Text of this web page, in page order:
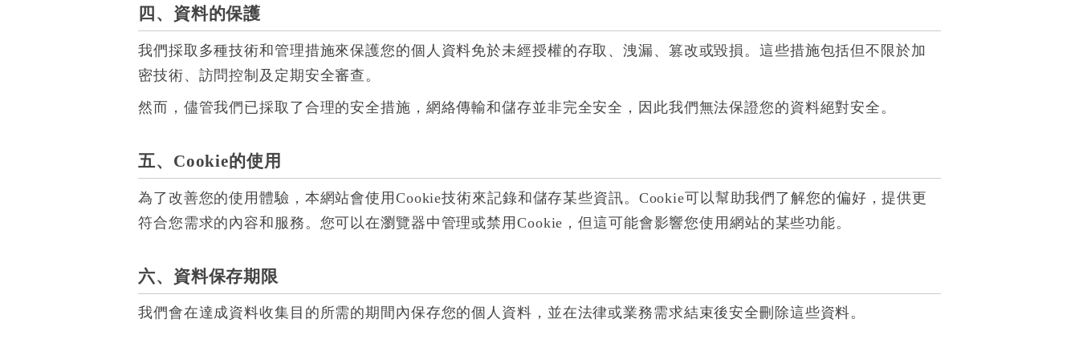
四、資料的保護
我們採取多種技術和管理措施來保護您的個人資料免於未經授權的存取、洩漏、篡改或毀損。這些措施包括但不限於加
密技術、訪問控制及定期安全審查。
然而，儘管我們已採取了合理的安全措施，網絡傳輸和儲存並非完全安全，因此我們無法保證您的資料絕對安全。
五、Cookie的使用
為了改善您的使用體驗，本網站會使用Cookie技術來記錄和儲存某些資訊。Cookie可以幫助我們了解您的偏好，提供更
符合您需求的內容和服務。您可以在瀏覽器中管理或禁用Cookie，但這可能會影響您使用網站的某些功能。
六、資料保存期限
我們會在達成資料收集目的所需的期間內保存您的個人資料，並在法律或業務需求結束後安全刪除這些資料。